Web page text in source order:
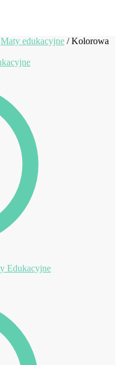
Maty edukacyjne /Kolorowa